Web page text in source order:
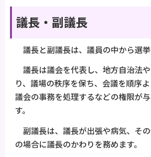
議長・副議長
議長と副議長は、議員の中から選挙
議長は議会を代表し、地方自治法
り、議場の秩序を保ち、会議を順序よ
議会の事務を処理するなどの権限が
す。
副議長は、議長が出張や病気、そ
の場合に議長のかわりを務めます。